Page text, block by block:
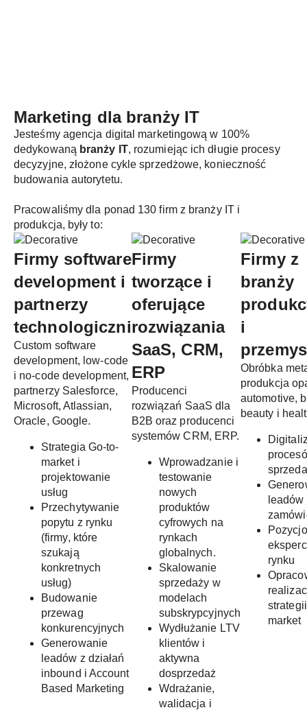
Marketing dla branży IT
Jesteśmy agencja digital marketingową w 100%
dedykowaną branży IT, rozumiejąc ich długie procesy
decyzyjne, złożone cykle sprzedżowe, konieczność
budowania autorytetu.
Pracowaliśmy dla ponad 130 firm z branży IT i
produkcja, były to:
Firmy software
development i
partnerzy
technologiczni
Custom software
development, low-code
i no-code development,
partnerzy Salesforce,
Microsoft, Atlassian,
Oracle, Google.
Strategia Go-to-
market i
projektowanie
usług
Przechytywanie
popytu z rynku
(firmy, które
szukają
konkretnych
usług)
Budowanie
przewag
konkurencyjnych
Generowanie
leadów z działań
inbound i Account
Based Marketing
Firmy
tworzące i
oferujące
rozwiązania
SaaS, CRM,
ERP
Producenci
rozwiązań SaaS dla
B2B oraz producenci
systemów CRM, ERP.
Wprowadzanie i
testowanie
nowych
produktów
cyfrowych na
rynkach
globalnych.
Skalowanie
sprzedaży w
modelach
subskrypcyjnych
Wydłużanie LTV
klientów i
aktywna
dosprzedaż
Wdrażanie,
walidacja i
Firmy z
branży
i
Obróbka
produkcja
automotive,
beauty i
rynku
market